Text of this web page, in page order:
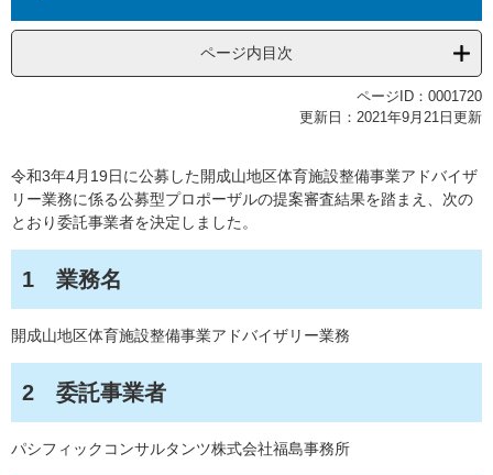
ページ内目次
ページID：0001720
更新日：2021年9月21日更新
令和3年4月19日に公募した開成山地区体育施設整備事業アドバイザ
リー業務に係る公募型プロポーザルの提案審査結果を踏まえ、次の
とおり委託事業者を決定しました。
1 業務名
開成山地区体育施設整備事業アドバイザリー業務
2 委託事業者
パシフィックコンサルタンツ株式会社福島事務所